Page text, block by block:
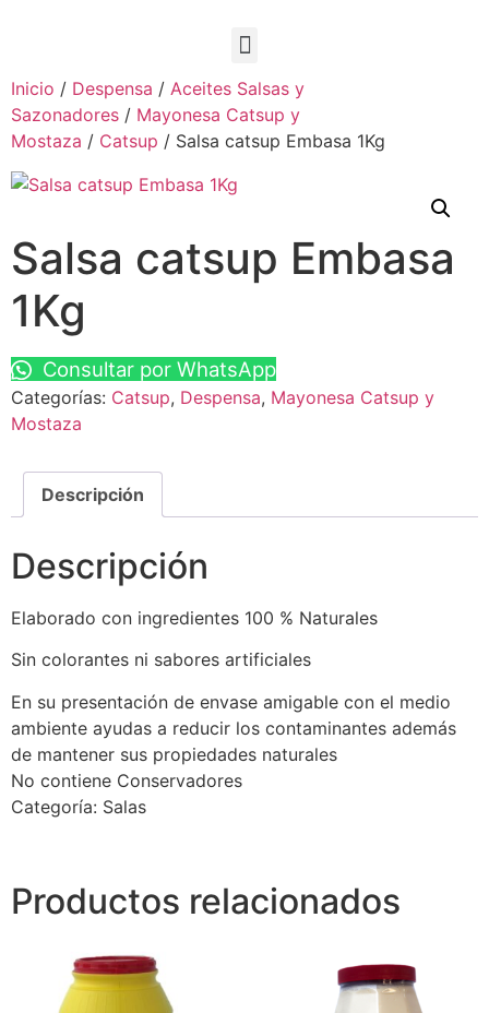
Inicio / Despensa / Aceites Salsas y
Sazonadores / Mayonesa Catsup y
Mostaza / Catsup / Salsa catsup Embasa 1Kg
Salsa catsup Embasa
1Kg
Consultar por WhatsApp
Categorías: Catsup, Despensa, Mayonesa Catsup y
Mostaza
Descripción
Descripción
Elaborado con ingredientes 100 % Naturales
Sin colorantes ni sabores artificiales
En su presentación de envase amigable con el medio
ambiente ayudas a reducir los contaminantes además
de mantener sus propiedades naturales
No contiene Conservadores
Categoría: Salas
Productos relacionados